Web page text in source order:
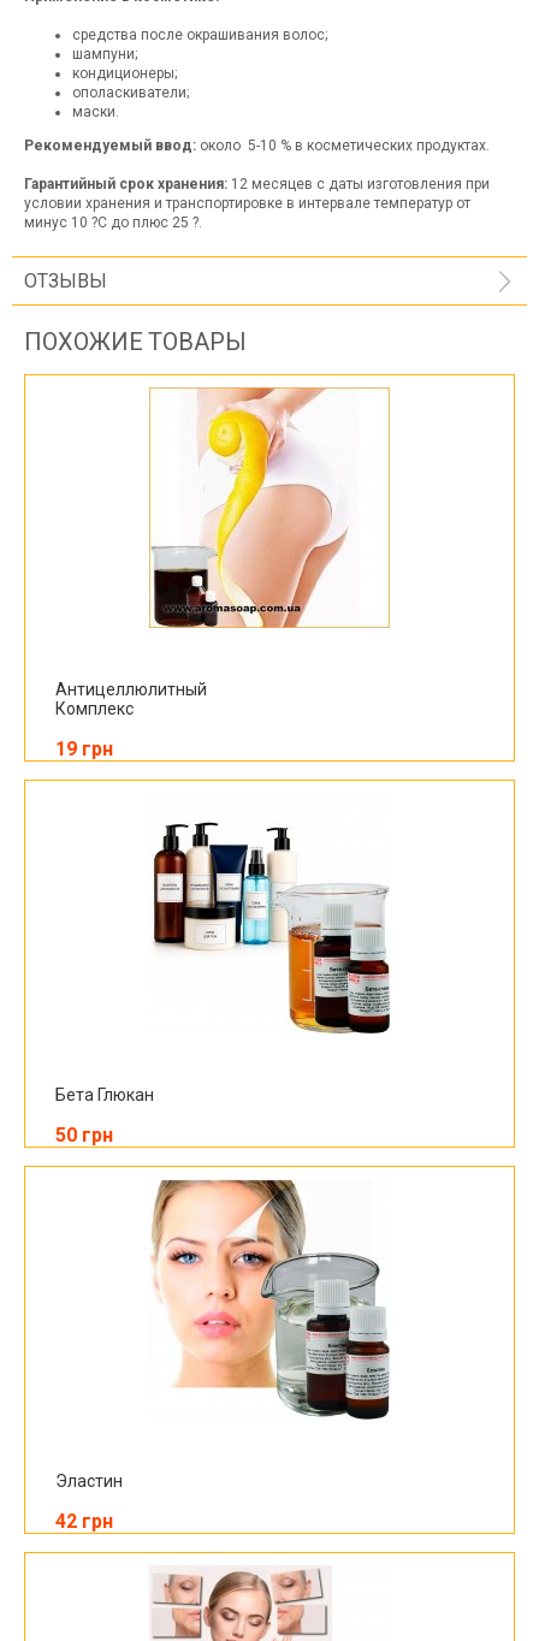
средства после окрашивания волос;
шампуни;
кондиционеры;
ополаскиватели;
маски.
Рекомендуемый ввод: около 5-10 % в косметических продуктах.
Гарантийный срок хранения: 12 месяцев с даты изготовления при
условии хранения и транспортировке в интервале температур от
минус 10 ?С до плюс 25 ?.
ОТЗЫВЫ
ПОХОЖИЕ ТОВАРЫ
Антицеллюлитный
Комплекс
19 грн
Бета Глюкан
50 грн
Эластин
42 грн